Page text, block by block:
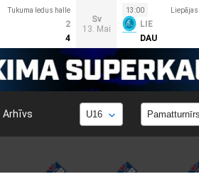
Tukuma ledus halle
2
4
Sv
13. Mai
13:00
LIE
DAU
Arhīvs